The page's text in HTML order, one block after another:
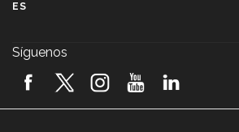
2026! (video)
ES
Síguenos